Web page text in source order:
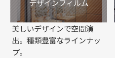
デザインフィルム
美しいデザインで空間演
出。種類豊富なラインナッ
プ。